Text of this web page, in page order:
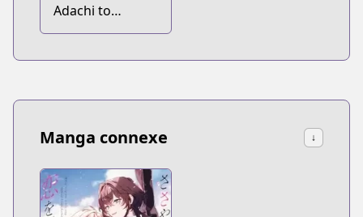
Adachi to
Shimamura
Manga connexe ↓